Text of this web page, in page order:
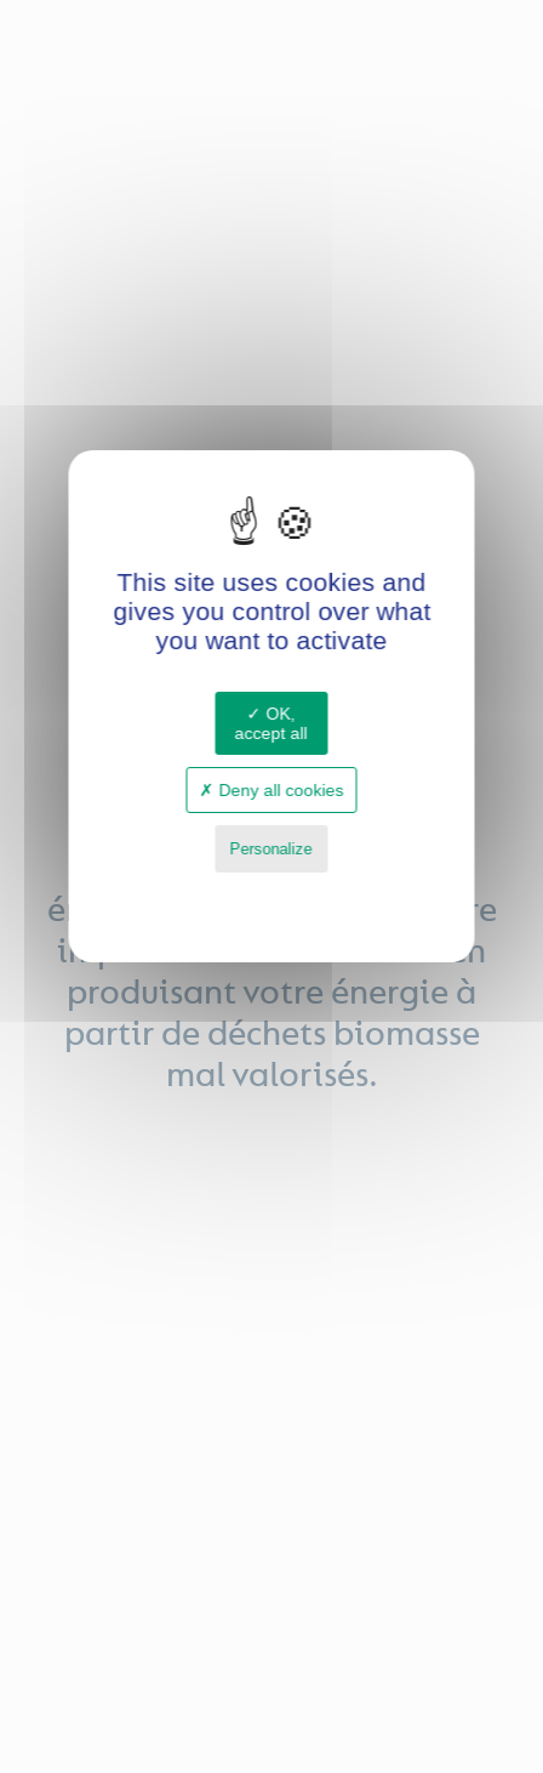
énergétique et réduisez votre
impact environnemental en
produisant votre énergie à
partir de déchets biomasse
mal valorisés.
This site uses cookies and
gives you control over what
you want to activate
OK,
accept all
Deny all cookies
Personalize